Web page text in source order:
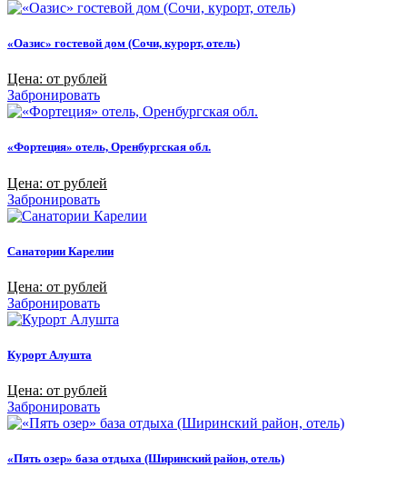
«Оазис» гостевой дом (Сочи, курорт, отель)
Цена: от рублей
Забронировать
«Фортеция» отель, Оренбургская обл.
Цена: от рублей
Забронировать
Санатории Карелии
Цена: от рублей
Забронировать
Курорт Алушта
Цена: от рублей
Забронировать
«Пять озер» база отдыха (Ширинский район, отель)